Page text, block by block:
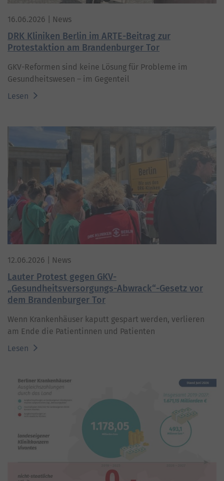
16.06.2026 | News
DRK Kliniken Berlin im ARTE-Beitrag zur
Protestaktion am Brandenburger Tor
GKV-Reformen sind keine Lösung für Probleme im
Gesundheitswesen – im Gegenteil
Lesen
12.06.2026 | News
Lauter Protest gegen GKV-
„Gesundheitsversorgungs-Abwrack“-Gesetz vor
dem Brandenburger Tor
Wenn Krankenhäuser kaputt gespart werden, verlieren
am Ende die Patientinnen und Patienten
Lesen